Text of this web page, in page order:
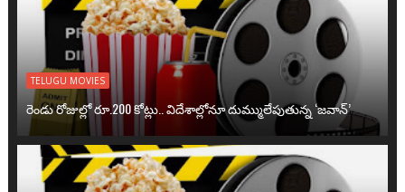
TELUGU MOVIES
రెండు రోజుల్లో రూ.200 కోట్లు.. విదేశాల్లోనూ దుమ్ములేపుతున్న ‘జవాన్’